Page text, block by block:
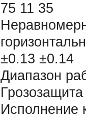
75 11 35
±0.13 ±0.14
Диапазон
Исполнение